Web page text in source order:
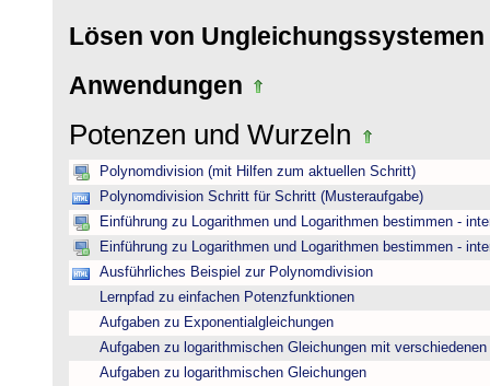
Lösen von Ungleichungssystemen
Anwendungen
Potenzen und Wurzeln
Polynomdivision (mit Hilfen zum aktuellen Schritt)
Polynomdivision Schritt für Schritt (Musteraufgabe)
Einführung zu Logarithmen und Logarithmen bestimmen -
Einführung zu Logarithmen und Logarithmen bestimmen -
Ausführliches Beispiel zur Polynomdivision
Lernpfad zu einfachen Potenzfunktionen
Aufgaben zu Exponentialgleichungen
Aufgaben zu logarithmischen Gleichungen mit verschiedenen
Aufgaben zu logarithmischen Gleichungen